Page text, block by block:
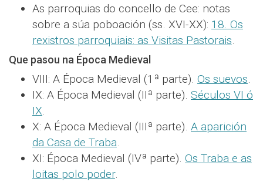
As parroquias do concello de Cee: notas
sobre a súa poboación (ss. XVI-XX): 18. Os
rexistros parroquiais: as Visitas Pastorais.
Que pasou na Época Medieval
VIII: A Época Medieval (1ª parte). Os suevos.
IX: A Época Medieval (IIª parte). Séculos VI ó
IX.
X: A Época Medieval (IIIª parte). A aparición
da Casa de Traba.
XI: Época Medieval (IVª parte). Os Traba e as
loitas polo poder.